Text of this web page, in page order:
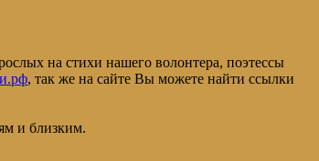
на стихи нашего волонтера, поэтессы
, так же на сайте Вы можете найти ссылки
и близким.